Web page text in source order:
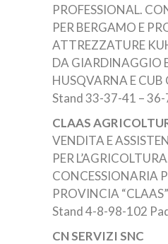
PROFESSIONAL.
PER BERGAMO E
ATTREZZATURE
DA GIARDINAGGIO
HUSQVARNA E CUB
Stand 33-37-41 – 36-
CLAAS
VENDITA E
PER
CONCESSIONARIA
PROVINCIA “CLAAS”
Stand 4-8-98-102
CN SERVIZI SNC